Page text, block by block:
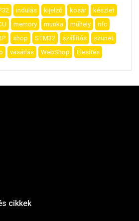
indulás kijelző kosár
készlet
memory munka műhely
nfc
shop STM32 szállítás
szünet
vásárlás WebShop Élesítés
cikkek